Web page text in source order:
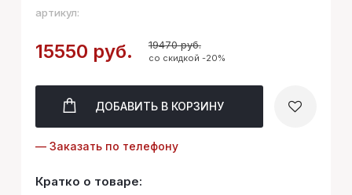
артикул:
15550 руб. 19470 руб.
со скидкой -20%
ДОБАВИТЬ В КОРЗИНУ
— Заказать по телефону
Кратко о товаре: